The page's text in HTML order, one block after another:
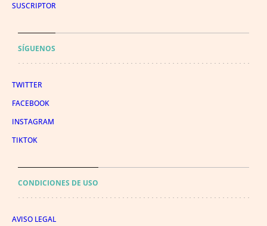
SUSCRIPTOR
SÍGUENOS
TWITTER
FACEBOOK
INSTAGRAM
TIKTOK
CONDICIONES DE USO
AVISO LEGAL